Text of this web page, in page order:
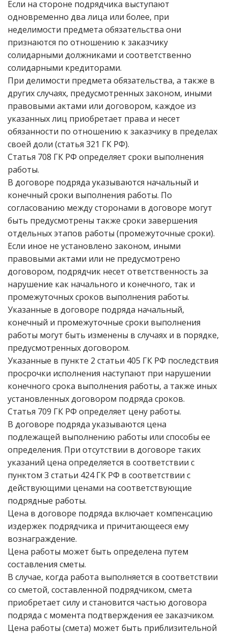
Если на стороне подрядчика выступают
одновременно два лица или более, при
неделимости предмета обязательства они
признаются по отношению к заказчику
солидарными должниками и соответственно
солидарными кредиторами.
При делимости предмета обязательства, а также в
других случаях, предусмотренных законом, иными
правовыми актами или договором, каждое из
указанных лиц приобретает права и несет
обязанности по отношению к заказчику в пределах
своей доли (статья 321 ГК РФ).
Статья 708 ГК РФ определяет сроки выполнения
работы.
В договоре подряда указываются начальный и
конечный сроки выполнения работы. По
согласованию между сторонами в договоре могут
быть предусмотрены также сроки завершения
отдельных этапов работы (промежуточные сроки).
Если иное не установлено законом, иными
правовыми актами или не предусмотрено
договором, подрядчик несет ответственность за
нарушение как начального и конечного, так и
промежуточных сроков выполнения работы.
Указанные в договоре подряда начальный,
конечный и промежуточные сроки выполнения
работы могут быть изменены в случаях и в порядке,
предусмотренных договором.
Указанные в пункте 2 статьи 405 ГК РФ последствия
просрочки исполнения наступают при нарушении
конечного срока выполнения работы, а также иных
установленных договором подряда сроков.
Статья 709 ГК РФ определяет цену работы.
В договоре подряда указываются цена
подлежащей выполнению работы или способы ее
определения. При отсутствии в договоре таких
указаний цена определяется в соответствии с
пунктом 3 статьи 424 ГК РФ в соответствии с
действующими ценами на соответствующие
подрядные работы.
Цена в договоре подряда включает компенсацию
издержек подрядчика и причитающееся ему
вознаграждение.
Цена работы может быть определена путем
составления сметы.
В случае, когда работа выполняется в соответствии
со сметой, составленной подрядчиком, смета
приобретает силу и становится частью договора
подряда с момента подтверждения ее заказчиком.
Цена работы (смета) может быть приблизительной